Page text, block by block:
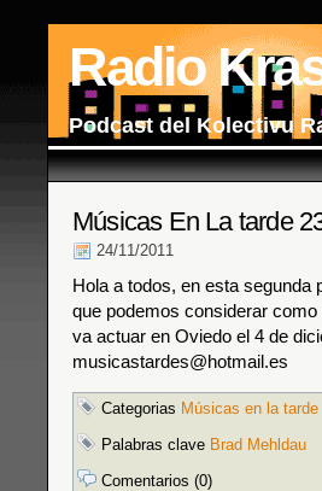
Radio
Podcast del Kolectivu
Músicas En La tarde
24/11/2011
Hola a todos, en esta segunda
que podemos considerar
va actuar en Oviedo el 4 de
musicastardes@hotmail.es
Categorias Músicas en la tarde
Palabras clave Brad Mehldau
Comentarios (0)